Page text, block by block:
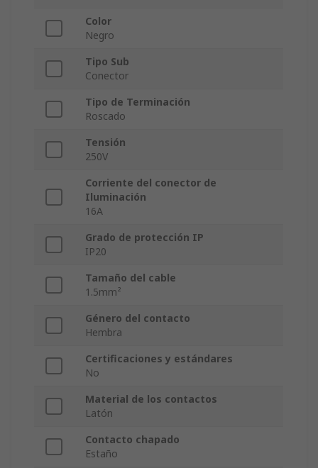
Color
Negro
Tipo Sub
Conector
Tipo de Terminación
Roscado
Tensión
250V
Corriente del conector de
Iluminación
16A
Grado de protección IP
IP20
Tamaño del cable
1.5mm²
Género del contacto
Hembra
Certificaciones y estándares
No
Material de los contactos
Latón
Contacto chapado
Estaño